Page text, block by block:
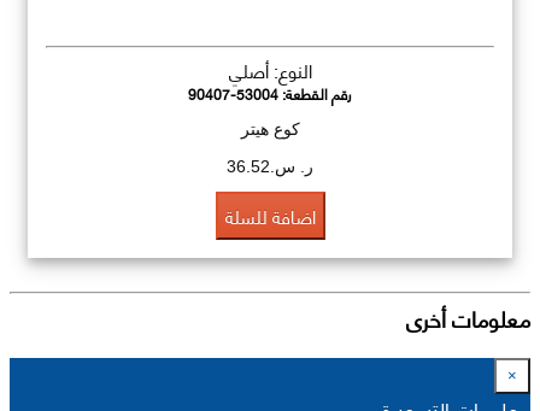
النوع: أصلي
رقم القطعة:90407-53004
كوع هيتر
ر. س.36.52
اضافة للسلة
معلومات أخرى
×